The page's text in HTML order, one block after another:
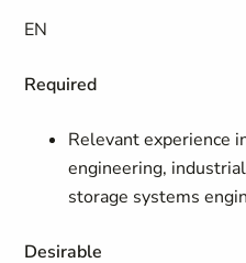
EN
Required
Relevant experience
engineering,
storage systems
Desirable